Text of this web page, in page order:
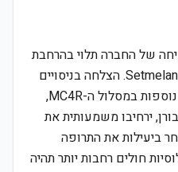
של החברה תלוי בהרחבת
אינדיקציות מאושרות ל-Setmelanotide. הצלחה בניסויים
קליניים עבור מוטציות גנטיות נוספות במסלול ה-MC4R,
ירחיבו משמעותית את
ביעילות את התרופה
חולים רחבות יותר תהיה